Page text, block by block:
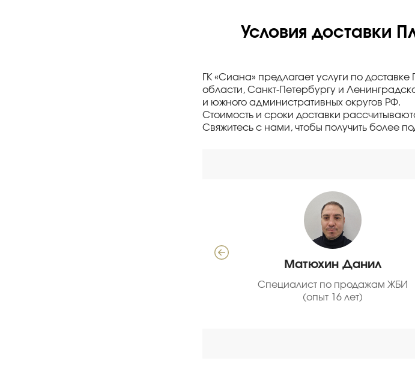
Условия доставки
ГК «Сиана» предлагает услуги по
области, Санкт-Петербургу и
и южного административных округов РФ.
Стоимость и сроки доставки
Свяжитесь с нами, чтобы получить более
Матюхин Данил
Специалист по продажам ЖБИ
(опыт 16 лет)